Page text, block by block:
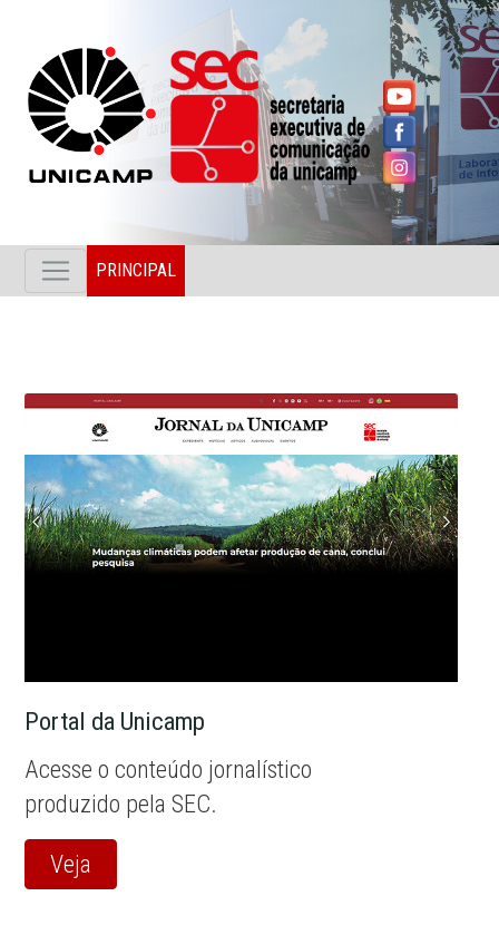
PRINCIPAL
Portal da Unicamp
Acesse o conteúdo jornalístico
produzido pela SEC.
Veja